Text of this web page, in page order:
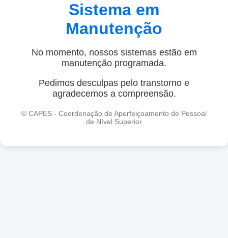
Sistema em
Manutenção
No momento, nossos sistemas estão em
manutenção programada.
Pedimos desculpas pelo transtorno e
agradecemos a compreensão.
© CAPES - Coordenação de Aperfeiçoamento de Pessoal
de Nível Superior